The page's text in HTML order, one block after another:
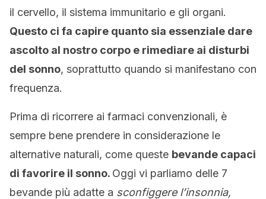
il cervello, il sistema immunitario e gli organi.
Questo ci fa capire quanto sia essenziale dare
ascolto al nostro corpo e rimediare ai disturbi
del sonno, soprattutto quando si manifestano con
frequenza.
Prima di ricorrere ai farmaci convenzionali, è
sempre bene prendere in considerazione le
alternative naturali, come queste bevande capaci
di favorire il sonno. Oggi vi parliamo delle 7
bevande più adatte a sconfiggere l’insonnia,